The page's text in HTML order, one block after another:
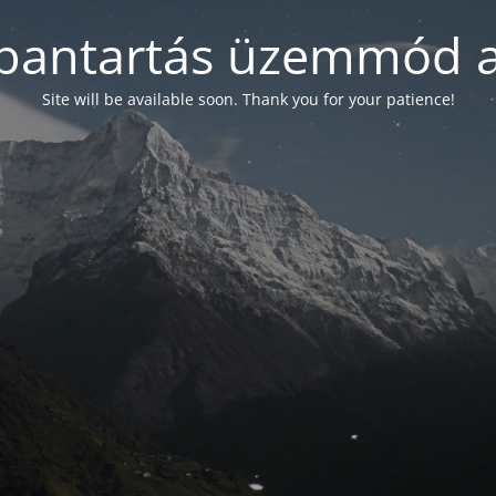
üzemmód
Site will be available soon. Thank you for your patience!